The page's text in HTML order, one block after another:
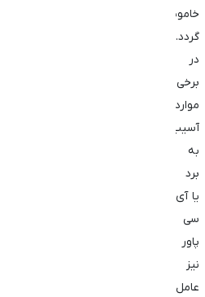
خاموش
گردد.
در
برخی
موارد،
آسیب
به
برد
یا آی
‌سی
پاور
نیز
عامل